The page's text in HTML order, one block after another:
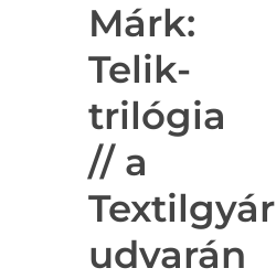
Márk:
Telik-
trilógia
// a
Textilgyár
udvarán